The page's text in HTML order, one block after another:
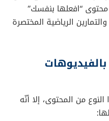
القصير هي توصيل
تذكّر دائمًا أن
جدًا.
:
عبر أدوات التحليل
والتفاعل، ومعدلات
ما يعجب جمهورك وتعمل